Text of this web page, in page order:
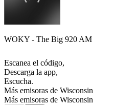
WOKY - The Big 920 AM
Escanea el código,
Descarga la app,
Escucha.
Más emisoras de Wisconsin
Más emisoras de Wisconsin